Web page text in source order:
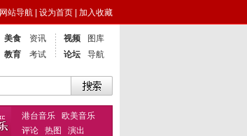
网站导航 设为首页 加入收藏
美食
资讯
教育
考试
视频
图库
论坛
导航
港台音乐
欧美音乐
评论
热图 演出